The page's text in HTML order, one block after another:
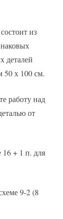
из
деталей
50 х 100 см.
работу над
от
16 + 1 п. для
9-2 (8